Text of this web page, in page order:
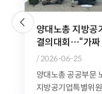
위험천만한
안전을 담보
/ 2026-06-10
공공운수노조는
'GTX-A 삼성역